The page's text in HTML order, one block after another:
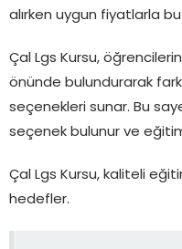
alırken uygun fiyatlarla
Çal Lgs Kursu,
önünde bulundurarak
seçenekleri sunar. Bu
seçenek bulunur ve
Çal Lgs Kursu, kaliteli
hedefler.